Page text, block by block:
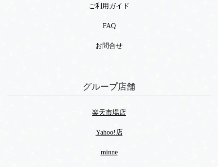
ご利用ガイド
FAQ
お問合せ
グループ店舗
楽天市場店
Yahoo!店
minne